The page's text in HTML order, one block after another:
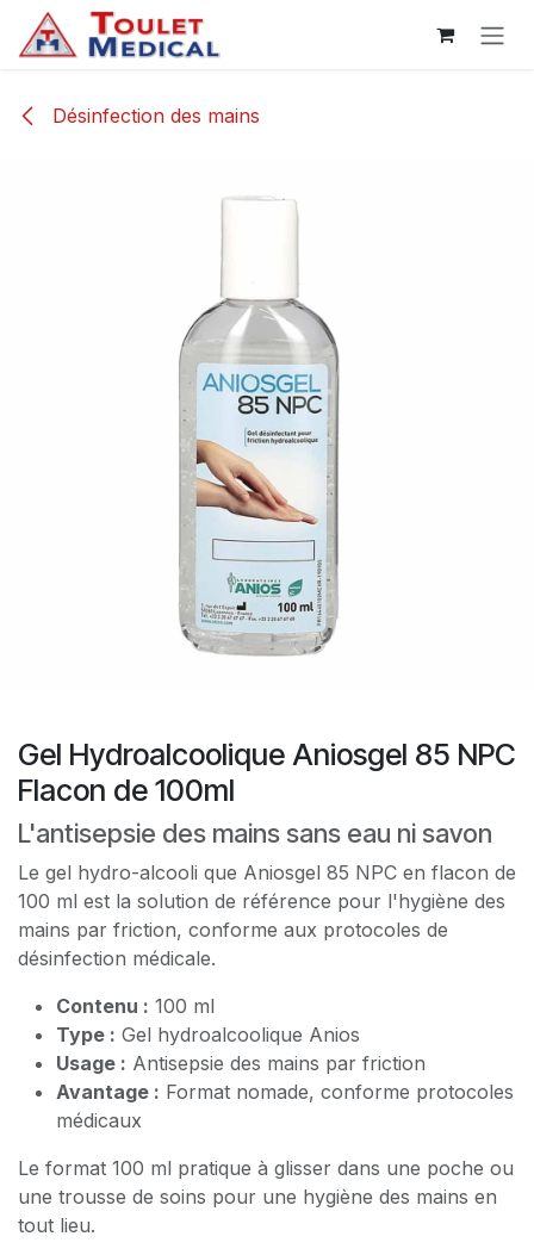
Se rendre au contenu
Désinfection des mains
Gel Hydroalcoolique Aniosgel 85 NPC
Flacon de 100ml
L'antisepsie des mains sans eau ni savon
Le gel hydro-alcooli que Aniosgel 85 NPC en flacon de
100 ml est la solution de référence pour l'hygiène des
mains par friction, conforme aux protocoles de
désinfection médicale.
Contenu : 100 ml
Type : Gel hydroalcoolique Anios
Usage : Antisepsie des mains par friction
Avantage : Format nomade, conforme protocoles
médicaux
Le format 100 ml pratique à glisser dans une poche ou
une trousse de soins pour une hygiène des mains en
tout lieu.